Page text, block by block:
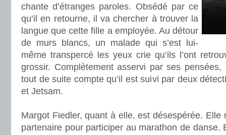
chante d’étranges paroles. Obsédé par ce
qu’il en retourne, il va chercher à trouver la
langue que cette fille a employée. Au détour
de murs blancs, un malade qui s’est lui-
même transpercé les yeux crie qu’ils l’ont
grossir. Complètement asservi par ses
tout de suite compte qu’il est suivi par deux
et Jetsam.
Margot Fiedler, quant à elle, est désespérée. Elle
partenaire pour participer au marathon de danse.